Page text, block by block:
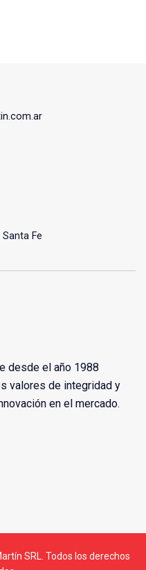
Fe
desde el año 1988
valores de integridad y
en el mercado.
SRL. Todos los derechos